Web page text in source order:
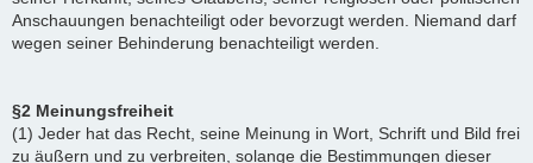
Anschauungen benachteiligt oder bevorzugt werden. Niemand darf
wegen seiner Behinderung benachteiligt werden.
§2 Meinungsfreiheit
(1) Jeder hat das Recht, seine Meinung in Wort, Schrift und Bild frei
zu äußern und zu verbreiten, solange die Bestimmungen dieser